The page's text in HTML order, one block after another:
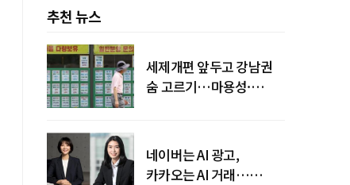
추천 뉴스
세제개편 앞두고 강남권
숨 고르기…마용성·
네이버는 AI 광고,
카카오는 AI 거래…